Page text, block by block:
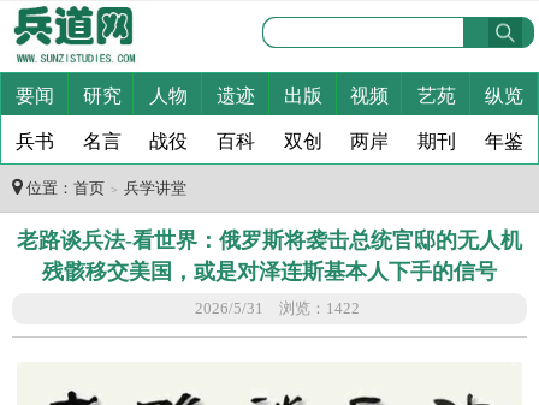
要闻 研究 人物 遗迹 出版 视频 艺苑 纵览
兵书 名言 战役 百科 双创 两岸 期刊 年鉴
位置： 首页 ＞ 兵学讲堂
老路谈兵法-看世界：俄罗斯将袭击总统官邸的无人机
残骸移交美国，或是对泽连斯基本人下手的信号
2026/5/31 浏览：1422